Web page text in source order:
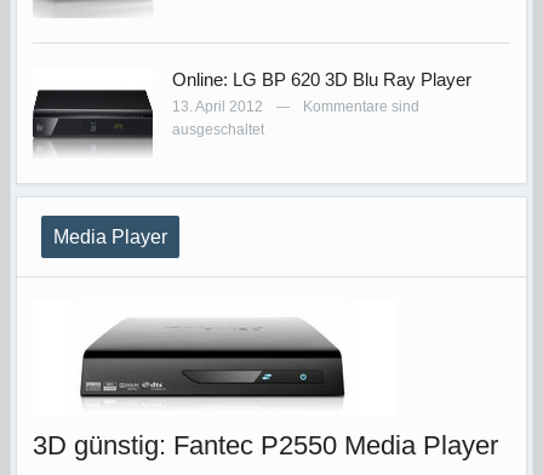
Online: LG BP 620 3D Blu Ray Player
13. April 2012 —
Kommentare sind
ausgeschaltet
Media Player
3D günstig: Fantec P2550 Media Player